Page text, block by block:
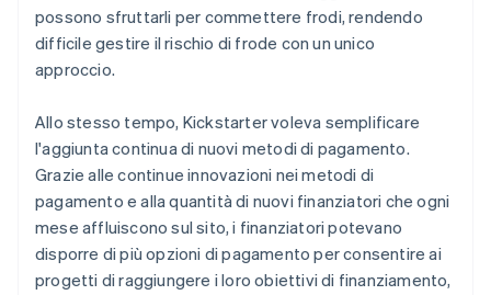
possono sfruttarli per commettere frodi, rendendo
difficile gestire il rischio di frode con un unico
approccio.
Allo stesso tempo, Kickstarter voleva semplificare
l'aggiunta continua di nuovi metodi di pagamento.
Grazie alle continue innovazioni nei metodi di
pagamento e alla quantità di nuovi finanziatori che ogni
mese affluiscono sul sito, i finanziatori potevano
disporre di più opzioni di pagamento per consentire ai
progetti di raggiungere i loro obiettivi di finanziamento,